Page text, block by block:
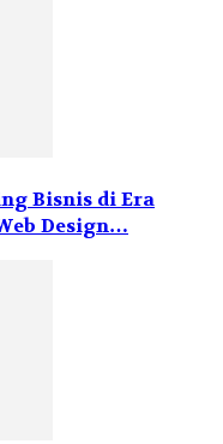
Bisnis di Era
Design…